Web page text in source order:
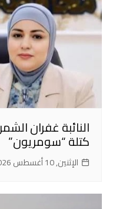
النائبة غفران
كتلة “سومريون”
الإثنين, 10 أغسطس 2026, 1:39